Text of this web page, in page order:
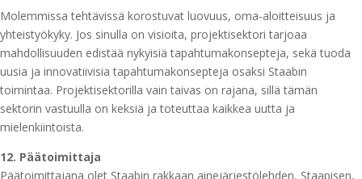
Molemmissa tehtävissä korostuvat luovuus, oma-aloitteisuus ja
yhteistyökyky. Jos sinulla on visioita, projektisektori tarjoaa
mahdollisuuden edistää nykyisiä tapahtumakonsepteja, sekä tuoda
uusia ja innovatiivisia tapahtumakonsepteja osaksi Staabin
toimintaa. Projektisektorilla vain taivas on rajana, sillä tämän
sektorin vastuulla on keksiä ja toteuttaa kaikkea uutta ja
mielenkiintoista.
12. Päätoimittaja
Päätoimittajana olet Staabin rakkaan ainejärjestölehden, Staapisen,